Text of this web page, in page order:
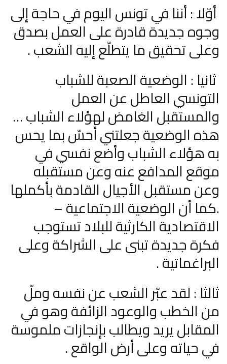
أوّلا : أننا في تونس اليوم في حاجة إلى
وجوه جديدة قادرة على العمل بصدق
وعلى تحقيق ما يتطلّع إليه الشعب .
ثانيا : الوضعية الصعبة للشباب
التونسي العاطل عن العمل
والمستقبل الغامض لهؤلاء الشباب …
هذه الوضعية جعلتني أحسّ بما يحس
به هؤلاء الشباب وأضع نفسي في
موقع المدافع عنه وعن مستقبله
وعن مستقبل الأجيال القادمة بأكملها
.كما أن الوضعية الاجتماعية –
الاقتصادية الكارثية للبلاد تستوجب
فكرة جديدة تبنى على الشراكة وعلى
البراغماتية .
ثالثا : لقد عبّر الشعب عن نفسه وملّ
من الخطب والوعود الزائفة وهو في
المقابل يريد ويطالب بإنجازات ملموسة
في حياته وعلى أرض الواقع .